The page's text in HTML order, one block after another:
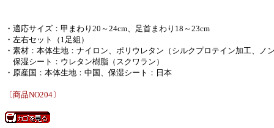
・適応サイズ：甲まわり20～24cm、足首まわり18～23cm
・左右セット（1足組）
・素材：本体生地：ナイロン、ポリウレタン（シルクプロテイン加工、ノ
保湿シート：ウレタン樹脂（スクワラン）
・原産国：本体生地：中国、保湿シート：日本
〔商品NO204〕